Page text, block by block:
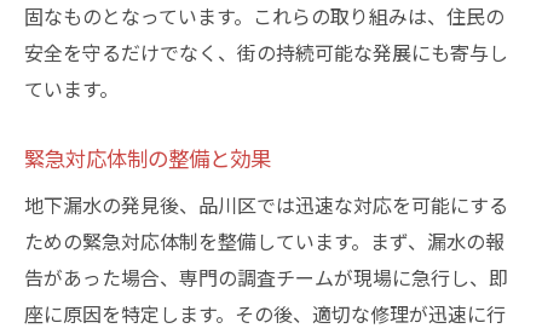
固なものとなっています。これらの取り組みは、住民の
安全を守るだけでなく、街の持続可能な発展にも寄与し
ています。
緊急対応体制の整備と効果
地下漏水の発見後、品川区では迅速な対応を可能にする
ための緊急対応体制を整備しています。まず、漏水の報
告があった場合、専門の調査チームが現場に急行し、即
座に原因を特定します。その後、適切な修理が迅速に行